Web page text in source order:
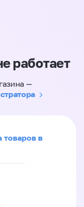
работает
—
товаров в